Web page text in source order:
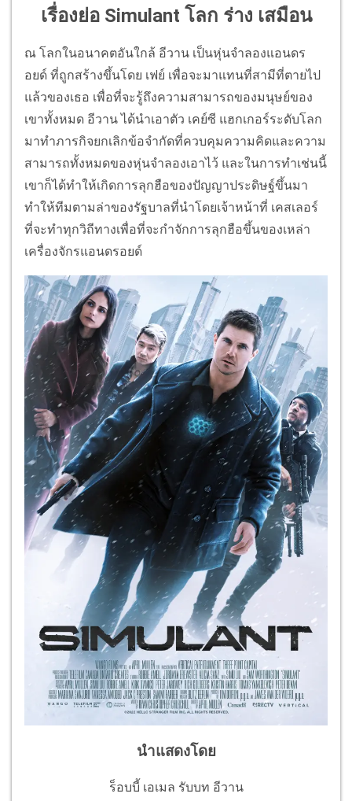
เรื่องย่อ Simulant โลก ร่าง เสมือน
ณ โลกในอนาคตอันใกล้ อีวาน เป็นหุ่นจำลองแอนดร
อยด์ ที่ถูกสร้างขึ้นโดย เฟย์ เพื่อจะมาแทนที่สามีที่ตายไป
แล้วของเธอ เพื่อที่จะรู้ถึงความสามารถของมนุษย์ของ
เขาทั้งหมด อีวาน ได้นำเอาตัว เคย์ซี แฮกเกอร์ระดับโลก
มาทำภารกิจยกเลิกข้อจำกัดที่ควบคุมความคิดและความ
สามารถทั้งหมดของหุ่นจำลองเอาไว้ และในการทำเช่นนี้
เขาก็ได้ทำให้เกิดการลุกฮือของปัญญาประดิษฐ์ขึ้นมา
ทำให้ทีมตามล่าของรัฐบาลที่นำโดยเจ้าหน้าที่ เคสเลอร์
ที่จะทำทุกวิถีทางเพื่อที่จะกำจักการลุกฮือขึ้นของเหล่า
เครื่องจักรแอนดรอยด์
นำแสดงโดย
ร็อบบี้ เอเมล รับบท อีวาน